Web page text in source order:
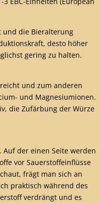
und die Bieralterung
desto höher
gering zu halten.
und zum anderen
und Magnesiumionen.
die Zufärbung der Würze
der einen Seite werden
vor Sauerstoffeinflüsse
frägt man sich an
praktisch während des
verdrängt und es